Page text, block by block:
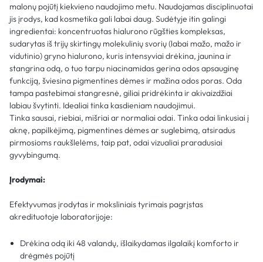
malonų pojūtį kiekvieno naudojimo metu. Naudojamas disciplinuotai
jis įrodys, kad kosmetika gali labai daug. Sudėtyje itin galingi
ingredientai: koncentruotas hialurono rūgšties kompleksas,
sudarytas iš trijų skirtingų molekulinių svorių (labai mažo, mažo ir
vidutinio) gryno hialurono, kuris intensyviai drėkina, jaunina ir
stangrina odą, o tuo tarpu niacinamidas gerina odos apsauginę
funkciją, šviesina pigmentines dėmes ir mažina odos poras. Oda
tampa pastebimai stangresnė, giliai pridrėkinta ir akivaizdžiai
labiau švytinti. Idealiai tinka kasdieniam naudojimui.
Tinka sausai, riebiai, mišriai ar normaliai odai. Tinka odai linkusiai į
aknę, papilkėjimą, pigmentines dėmes ar suglebimą, atsiradus
pirmosioms raukšlelėms, taip pat, odai vizualiai praradusiai
gyvybingumą.
Įrodymai:
Efektyvumas įrodytas ir moksliniais tyrimais pagrįstas
akredituotoje laboratorijoje:
Drėkina odą iki 48 valandų, išlaikydamas ilgalaikį komforto ir
drėgmės pojūtį